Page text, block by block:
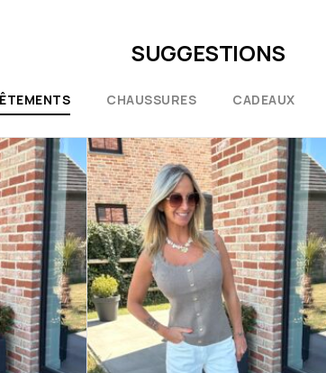
SUGGESTIONS
CHAUSSURES CADEAUX